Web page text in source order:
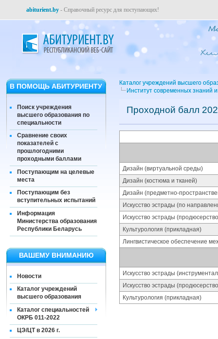
abiturient.by - Справочный ресурс для поступающих!
В ПОМОЩЬ АБИТУРИЕНТУ
Поиск учреждения
высшего образования по
специальности
Сравнение своих
показателей с
прошлогодними
проходными баллами
Поступающим на целевые
места
Поступающим без
вступительных испытаний
Информация
Министерства образования
Республики Беларусь
ВАШЕМУ ВНИМАНИЮ
Новости
Каталог учреждений
высшего образования
Каталог специальностей
ОКРБ 011-2022
ЦЭ/ЦТ в 2026 г.
Каталог учреждений высшего
Институт современных знаний
Проходной балл
Дизайн (виртуальной среды)
Дизайн (костюма и тканей)
Дизайн (предметно-
Искусство эстрады (по
Искусство эстрады
Культурология (прикладная)
Лингвистическое обеспечение
Искусство эстрады
Искусство эстрады
Культурология (прикладная)